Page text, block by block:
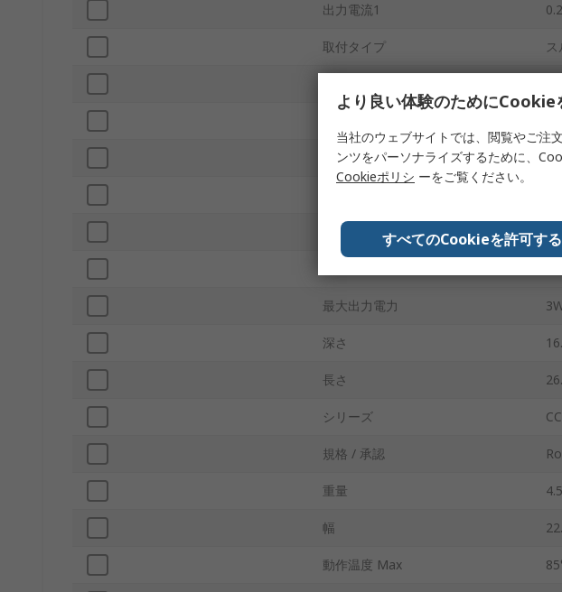
出力電流1
取付タイプ
出力電圧調整範囲
絶縁電圧
最大出力電力
深さ
長さ
シリーズ
規格 / 承認
重量
幅
動作温度 Max
より良い体験のためにCookie
当社のウェブサイトでは、閲覧やご注
ンツをパーソナライズするために、
Cookieポリシ ーをご覧ください。
すべてのCookieを許可する